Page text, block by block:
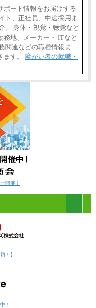
ポート情報をお届けする
ト、正社員、中途採用ま
。 身体・視覚・聴覚など
務地、メーカー・ ITなど
関連などの職種情報ま
ます。 障がい者の就職・
開催！
！】
！